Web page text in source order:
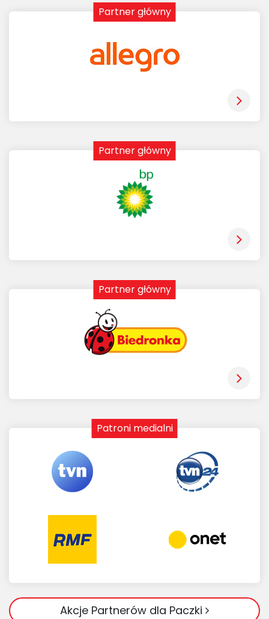
Partner główny
Partner główny
Partner główny
Patroni medialni
Akcje Partnerów dla Paczki